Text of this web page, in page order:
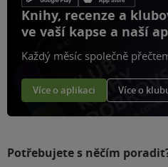
Knihy, recenze a
ve vaší kapse a naší
Každý měsíc společně
Více o aplikaci Více o
Potřebujete s něčím